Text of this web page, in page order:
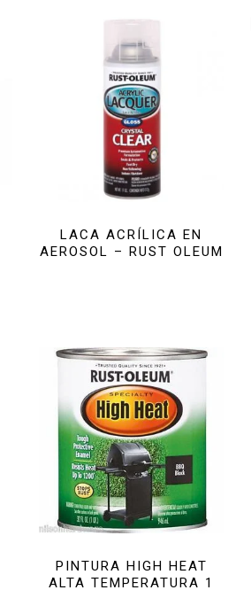
LACA ACRÍLICA EN
AEROSOL – RUST OLEUM
PINTURA HIGH HEAT
ALTA TEMPERATURA 1